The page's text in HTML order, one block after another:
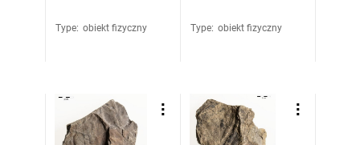
Type: obiekt fizyczny Type: obiekt fizyczny